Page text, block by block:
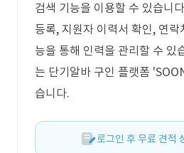
검색 기능을 이용할 수 있습니
등록, 지원자 이력서 확인, 연락
능을 통해 인력을 관리할 수 있
는 단기알바 구인 플랫폼
습니다.
로그인 후 무료 견적